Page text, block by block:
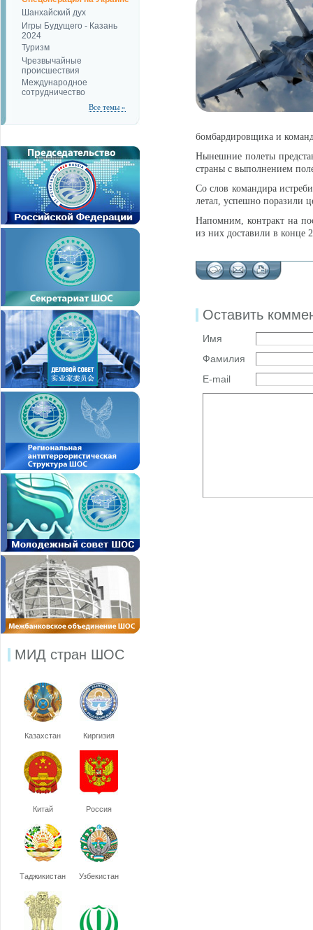
Шанхайский дух
Игры Будущего - Казань
2024
Туризм
Чрезвычайные
происшествия
Международное
сотрудничество
Все темы »
МИД стран ШОС
Казахстан Киргизия
Китай Россия
Таджикистан Узбекистан
бомбардировщика и
Нынешние полеты
страны с выполнением
Со слов командира
летал, успешно поразили
Напомним, контракт на
из них доставили в конце
Оставить
Имя
Фамилия
E-mail